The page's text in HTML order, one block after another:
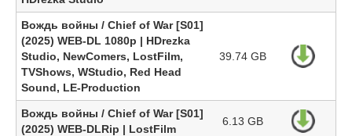
Вождь войны / Chief of War [S01]
(2025) WEB-DL 1080p | HDrezka
Studio, NewComers, LostFilm,
TVShows, WStudio, Red Head
Sound, LE-Production
39.74 GB
Вождь войны / Chief of War [S01]
(2025) WEB-DLRip | LostFilm
6.13 GB